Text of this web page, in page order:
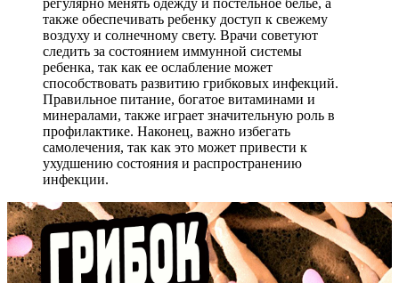
также обеспечивать ребенку доступ к свежему
воздуху и солнечному свету. Врачи советуют
следить за состоянием иммунной системы
ребенка, так как ее ослабление может
способствовать развитию грибковых инфекций.
Правильное питание, богатое витаминами и
минералами, также играет значительную роль в
профилактике. Наконец, важно избегать
самолечения, так как это может привести к
ухудшению состояния и распространению
инфекции.